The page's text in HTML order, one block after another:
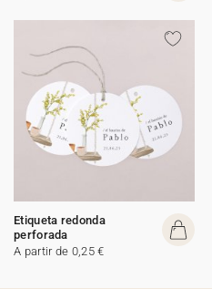
Etiqueta redonda
perforada
A partir de 0,25 €